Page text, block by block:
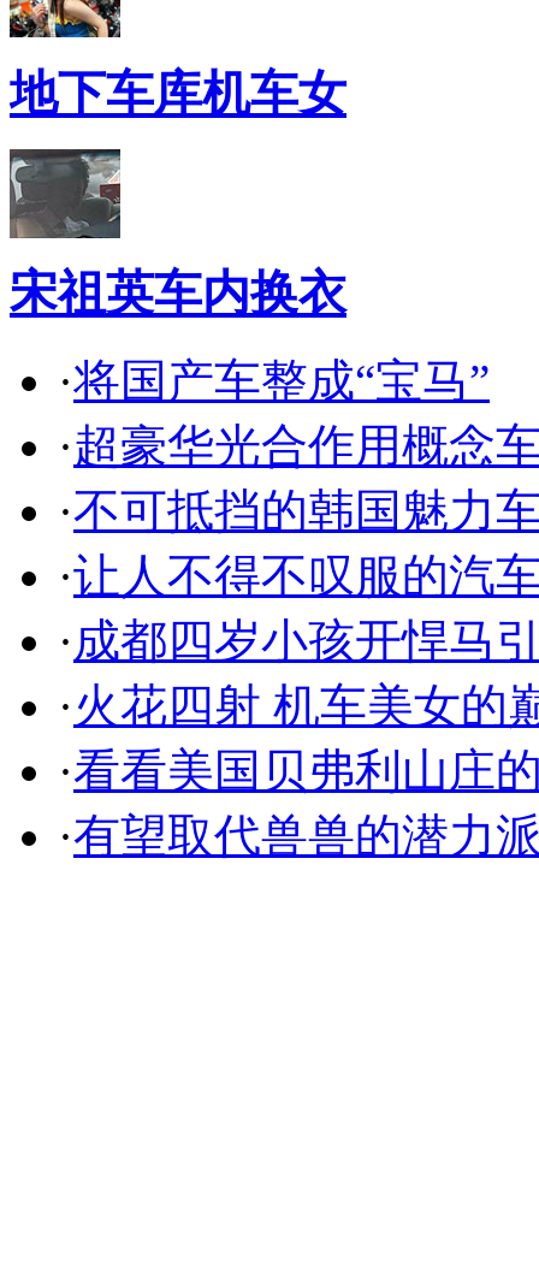
地下车库机车女
宋祖英车内换衣
·将国产车整成“宝马”
·超豪华光合作用概念
·不可抵挡的韩国魅力
·让人不得不叹服的汽
·成都四岁小孩开悍马
·火花四射 机车美女的
·看看美国贝弗利山庄
·有望取代兽兽的潜力